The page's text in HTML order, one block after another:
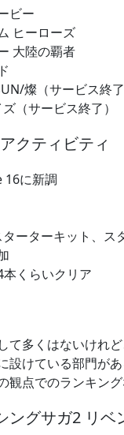
ビー
ヒーローズ
大陸の覇者
燦（サービス終了
（サービス終了）
クティビティ
に新調
ーターキット、ス
本くらいクリア
て多くはないけれ
設けている部門が
観点でのランキン
ングサガ2 リベ